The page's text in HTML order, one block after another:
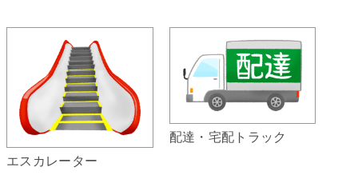
エスカレーター
配達・宅配トラック